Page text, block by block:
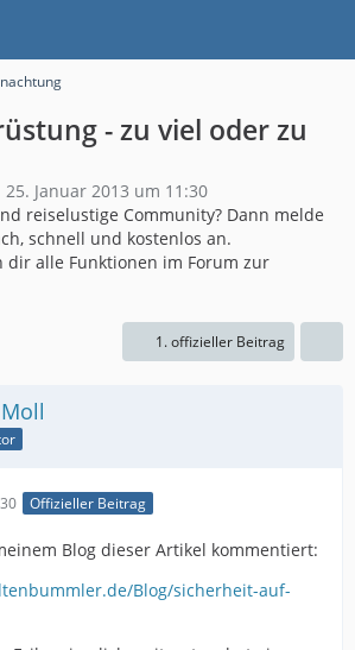
- zu viel oder zu
25. Januar 2013 um 11:30
reiselustige Community? Dann melde
schnell und kostenlos an.
dir alle Funktionen im Forum zur
1. offizieller Beitrag
Offizieller Beitrag
Blog dieser Artikel kommentiert:
Blog/sicherheit-auf-